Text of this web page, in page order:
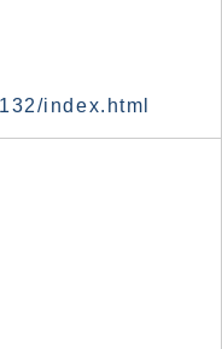
index.html